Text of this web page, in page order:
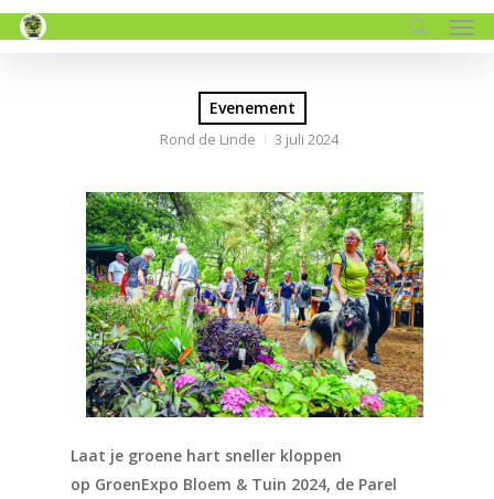
Skip
to
Evenement
Rond de Linde 3 juli 2024
Laat je groene hart sneller kloppen
op GroenExpo Bloem & Tuin 2024, de Parel